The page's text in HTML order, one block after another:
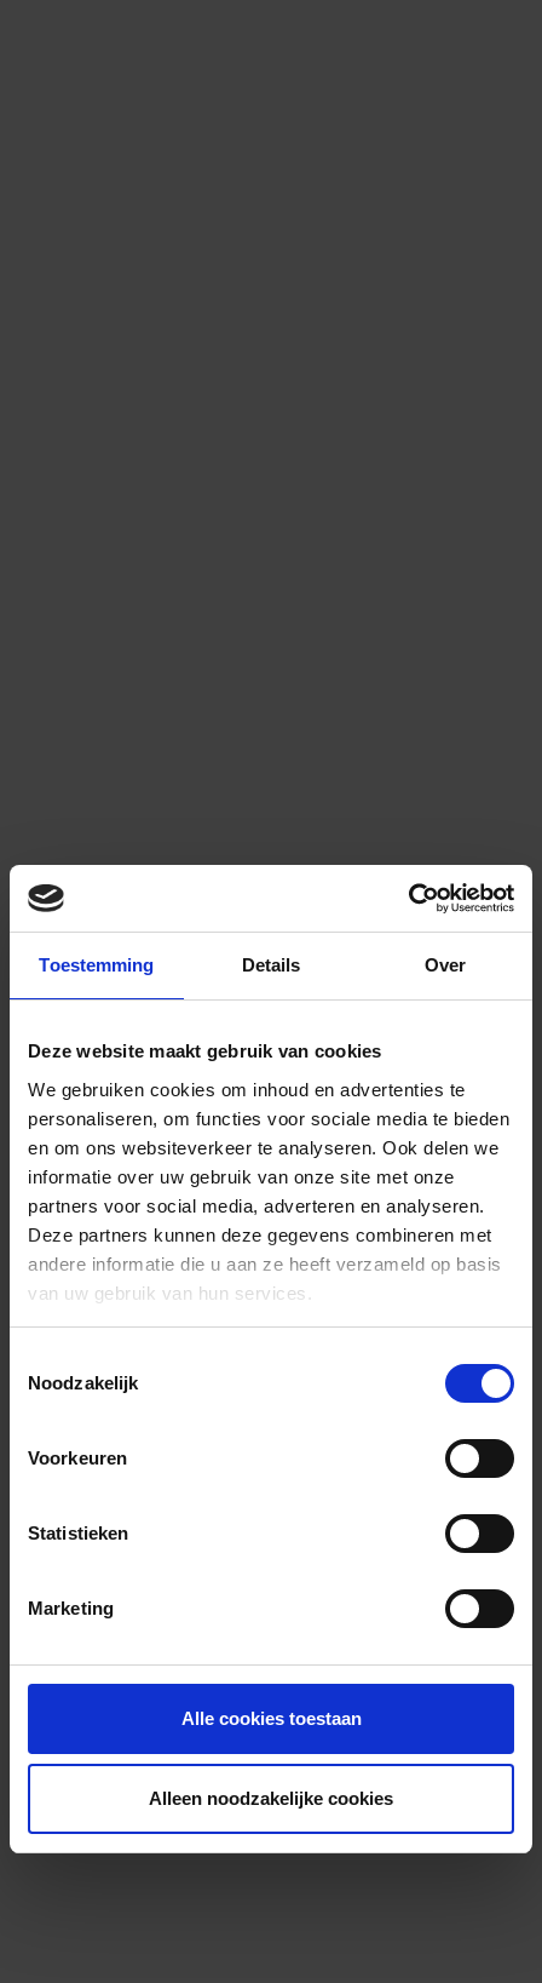
Toestemming Details Over
Deze website maakt gebruik van cookies
We gebruiken cookies om inhoud en advertenties te
personaliseren, om functies voor sociale media te bieden
en om ons websiteverkeer te analyseren. Ook delen we
informatie over uw gebruik van onze site met onze
partners voor social media, adverteren en analyseren.
Deze partners kunnen deze gegevens combineren met
andere informatie die u aan ze heeft verzameld op basis
van uw gebruik van hun services.
Noodzakelijk
Voorkeuren
Statistieken
Marketing
Alle cookies toestaan
Alleen noodzakelijke cookies